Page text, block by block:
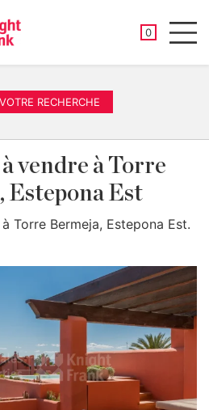
0
RECHERCHE
vendre à Torre
Estepona Est
Torre Bermeja, Estepona Est.